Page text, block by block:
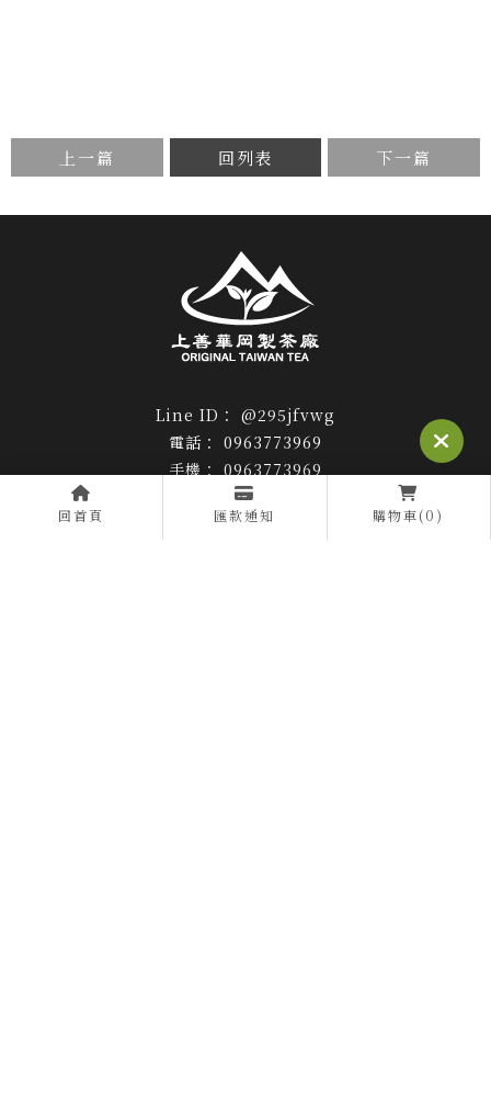
上一篇 回列表 下一篇
回首頁 匯款通知 購物車(0)
@295jfvwg
0963773969
0963773969
am10:00 to pm20
huagangtea@gmail.com